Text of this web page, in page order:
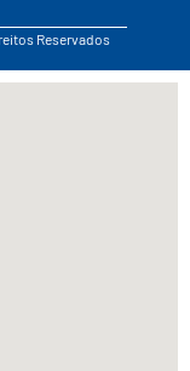
Reservados